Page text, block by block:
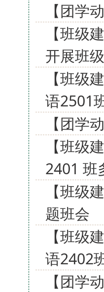
【团学
【班级
开展班
【班级
语2501
【团学
【班级
2401 班
【班级
题班会
【班级
语2402
【团学